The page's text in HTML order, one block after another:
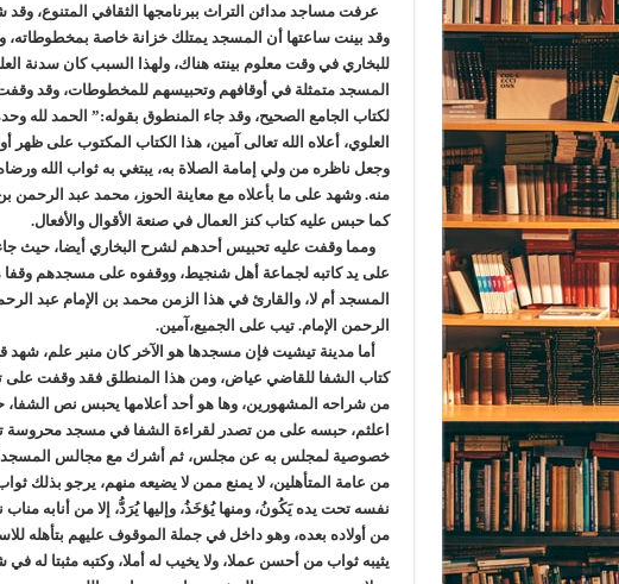
عرفت مساجد مدائن التراث ببرنامجها الثقافي
وقد بينت ساعتها أن المسجد يمتلك خزانة خاصة بمخطوطاته،
للبخاري في وقت معلوم بينته هناك، ولهذا السبب كان سدنة
المسجد متمثلة في أوقافهم وتحبيسهم للمخطوطات، وقد وقفت
لكتاب الجامع الصحيح، وقد جاء المنطوق بقوله:” الحمد لله
العلوي، أعلاه الله تعالى آمين، هذا الكتاب المكتوب على
وجعل ناظره من ولي إمامة الصلاة به، يبتغي به ثواب الله
منه. وشهد على ما بأعلاه مع معاينة الحوز، محمد عبد الرحمن
كما حبس عليه كتاب كنز العمال في صنعة الأقوال والأفعال.
ومما وقفت عليه تحبيس أحدهم لشرح البخاري أيضا، حيث
على يد كاتبه لجماعة أهل شنجيط، ووقفوه على مسجدهم وقفا
الرحمن الإمام. تيب على الجميع،آمين.
أما مدينة تيشيت فإن مسجدها هو الآخر كان منبر علم، شهد
كتاب الشفا للقاضي عياض، ومن هذا المنطلق فقد وقفت على
من شراحه المشهورين، وها هو أحد أعلامها يحبس نص الشفا،
اعلثم، حبسه على من تصدر لقراءة الشفا في مسجد محروسة
خصوصية لمجلس به عن مجلس، ثم أشرك مع مجالس المسجد
من عامة المتأهلين، لا يمنع ممن لا يضيعه منهم، يرجو بذلك
نفسه تحت يده يَكُونُ، ومنها يُؤخَذُ، وإليها يُرَدُّ، إلا من أنابه
من أولاده بعده، وهو داخل في جملة الموقوف عليهم بتأهله